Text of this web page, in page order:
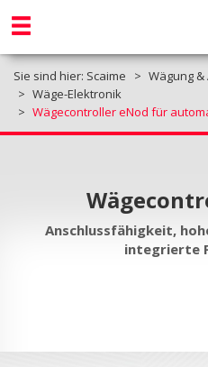
Sie sind hier: Scaime Wägung
Wäge-Elektronik
Wägecontroller eNod für
Anschlussfähigkeit,
integrierte